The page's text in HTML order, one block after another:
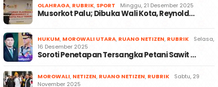
OLAHRAGA, RUBRIK, SPORT Minggu, 21 Desember 2025
Musorkot Palu; Dibuka Wali Kota, Reynold…
HUKUM, MOROWALI UTARA, RUANG NETIZEN, RUBRIK
Selasa,
16 Desember 2025
Soroti Penetapan Tersangka Petani Sawit …
MOROWALI, NETIZEN, RUANG NETIZEN, RUBRIK
Sabtu, 29
November 2025